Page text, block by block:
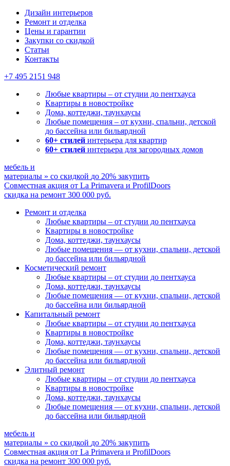
Дизайн интерьеров
Ремонт и отделка
Цены и гарантии
Закупки со скидкой
Статьи
Контакты
+7 495 2151 948
Любые квартиры – от студии до пентхауса
Квартиры в новостройке
Дома, коттеджи, таунхаусы
Любые помещения – от кухни, спальни, детской
до бассейна или бильярдной
60+ стилей интерьера для квартир
60+ стилей интерьера для загородных домов
мебель и
материалы » со скидкой до 20% закупить
Совместная акция от La Primavera и ProfilDoors
скидка на ремонт 300 000 руб.
Ремонт и отделка
Любые квартиры – от студии до пентхауса
Квартиры в новостройке
Дома, коттеджи, таунхаусы
Любые помещения — от кухни, спальни, детской
до бассейна или бильярдной
Косметический ремонт
Любые квартиры – от студии до пентхауса
Дома, коттеджи, таунхаусы
Любые помещения — от кухни, спальни, детской
до бассейна или бильярдной
Капитальный ремонт
Любые квартиры – от студии до пентхауса
Квартиры в новостройке
Дома, коттеджи, таунхаусы
Любые помещения — от кухни, спальни, детской
до бассейна или бильярдной
Элитный ремонт
Любые квартиры – от студии до пентхауса
Квартиры в новостройке
Дома, коттеджи, таунхаусы
Любые помещения — от кухни, спальни, детской
до бассейна или бильярдной
мебель и
материалы » со скидкой до 20% закупить
Совместная акция от La Primavera и ProfilDoors
скидка на ремонт 300 000 руб.